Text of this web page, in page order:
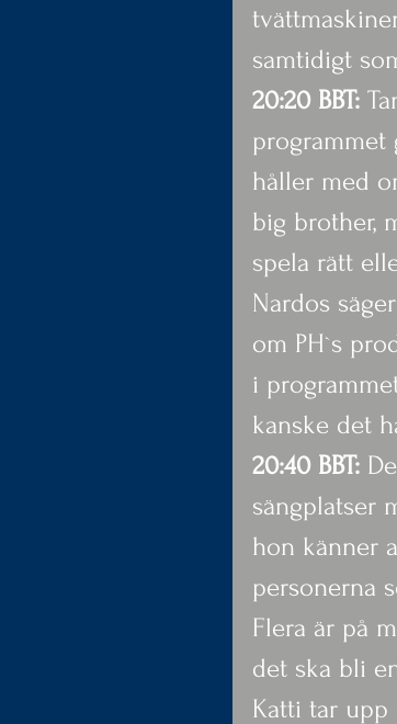
samtidigt
20:20 BBT:
programmet
håller med
big brother,
spela rätt
Nardos
om PH`s
i
kanske det
20:40 BBT:
sängplatser
hon känner
personerna
Flera är på
det ska bli
Katti tar upp